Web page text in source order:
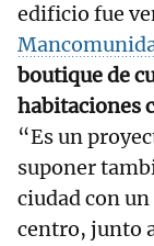
edificio fue
boutique de
habitaciones
“Es un
suponer
ciudad con
centro, junto